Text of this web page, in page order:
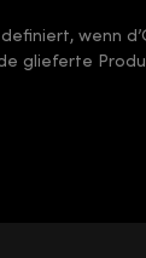
wenn
glieferte